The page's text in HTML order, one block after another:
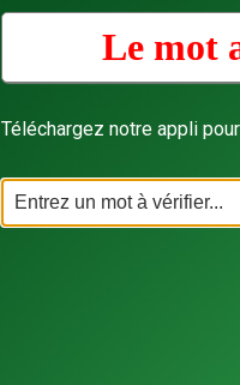
Le mot
Téléchargez notre appli